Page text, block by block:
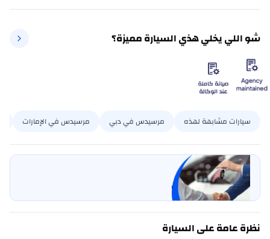
شو اللي يخلي هذي السيارة مميزة؟
سيارات مشابهة لهذه مرسيدس في دبي مرسيدس في الإمارات
بيع سيارتي
خليها على كارسويتش
نظرة عامة على السيارة